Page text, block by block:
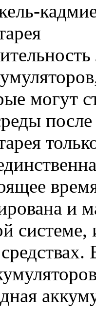
могут
после
и